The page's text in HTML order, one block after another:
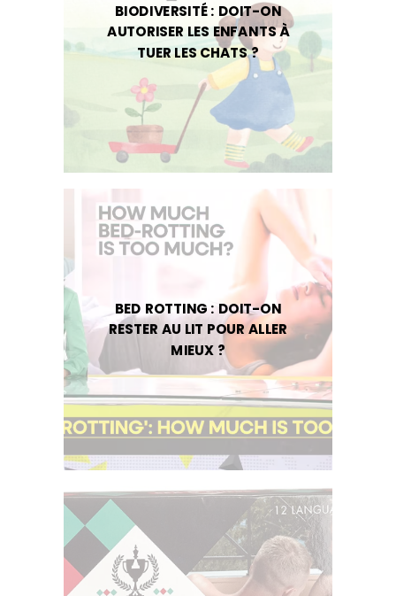
BIODIVERSITÉ : DOIT-ON
AUTORISER LES ENFANTS À
TUER LES CHATS ?
BED ROTTING : DOIT-ON
RESTER AU LIT POUR ALLER
MIEUX ?